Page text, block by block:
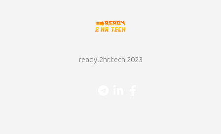
ready.2hr.tech 2023